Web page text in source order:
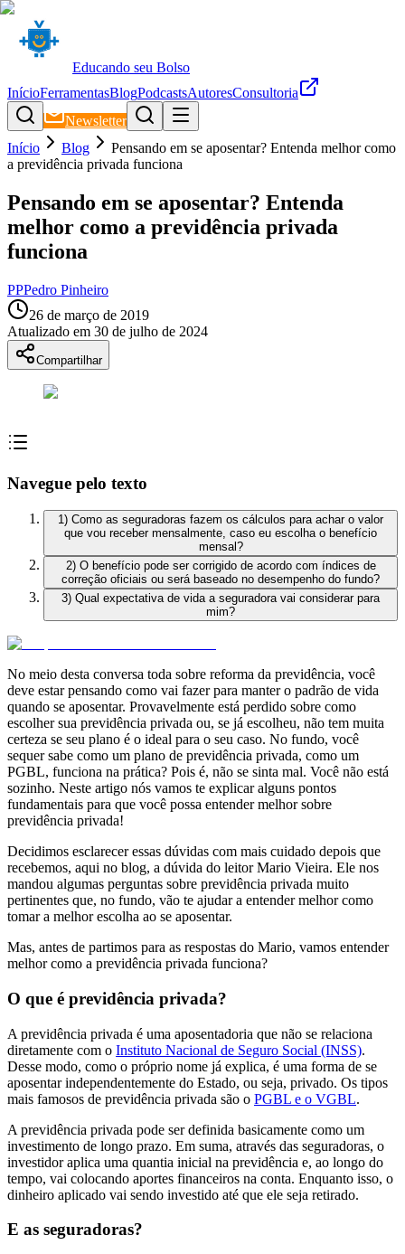
Educando seu Bolso
InícioFerramentasBlogPodcastsAutoresConsultoria
Newsletter
Início
Blog
Pensando em se aposentar? Entenda melhor como
a previdência privada funciona
Pensando em se aposentar? Entenda
melhor como a previdência privada
funciona
PPPedro Pinheiro
26 de março de 2019
Atualizado em 30 de julho de 2024
Compartilhar
Navegue pelo texto
1) Como as seguradoras fazem os cálculos para achar o valor
que vou receber mensalmente, caso eu escolha o benefício
mensal?
2) O benefício pode ser corrigido de acordo com índices de
correção oficiais ou será baseado no desempenho do fundo?
3) Qual expectativa de vida a seguradora vai considerar para
mim?
No meio desta conversa toda sobre reforma da previdência, você
deve estar pensando como vai fazer para manter o padrão de vida
quando se aposentar. Provavelmente está perdido sobre como
escolher sua previdência privada ou, se já escolheu, não tem muita
certeza se seu plano é o ideal para o seu caso. No fundo, você
sequer sabe como um plano de previdência privada, como um
PGBL, funciona na prática? Pois é, não se sinta mal. Você não está
sozinho. Neste artigo nós vamos te explicar alguns pontos
fundamentais para que você possa entender melhor sobre
previdência privada!
Decidimos esclarecer essas dúvidas com mais cuidado depois que
recebemos, aqui no blog, a dúvida do leitor Mario Vieira. Ele nos
mandou algumas perguntas sobre previdência privada muito
pertinentes que, no fundo, vão te ajudar a entender melhor como
tomar a melhor escolha ao se aposentar.
Mas, antes de partimos para as respostas do Mario, vamos entender
melhor como a previdência privada funciona?
O que é previdência privada?
A previdência privada é uma aposentadoria que não se relaciona
diretamente com o Instituto Nacional de Seguro Social (INSS).
Desse modo, como o próprio nome já explica, é uma forma de se
aposentar independentemente do Estado, ou seja, privado. Os tipos
mais famosos de previdência privada são o PGBL e o VGBL.
A previdência privada pode ser definida basicamente como um
investimento de longo prazo. Em suma, através das seguradoras, o
investidor aplica uma quantia inicial na previdência e, ao longo do
tempo, vai colocando aportes financeiros na conta. Enquanto isso, o
dinheiro aplicado vai sendo investido até que ele seja retirado.
E as seguradoras?